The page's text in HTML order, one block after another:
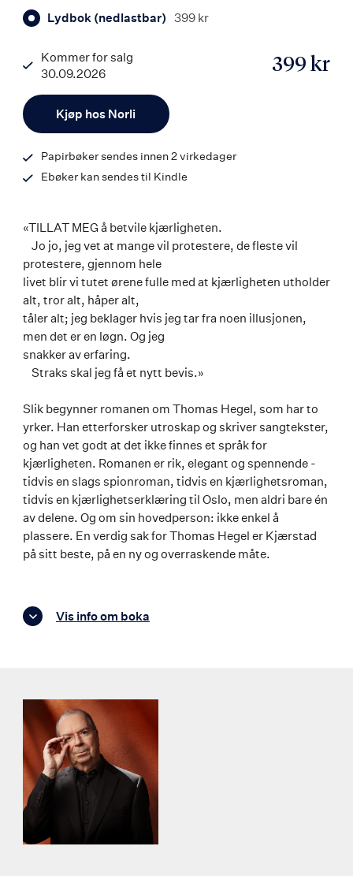
Lydbok (nedlastbar) 399 kr
Kjøp hos Norli
399 kr
Kommer for salg
30.09.2026
9788203463815
Papirbøker sendes innen 2 virkedager
Ebøker kan sendes til Kindle
«TILLAT MEG å betvile kjærligheten.
Jo jo, jeg vet at mange vil protestere, de fleste vil
protestere, gjennom hele
livet blir vi tutet ørene fulle med at kjærligheten utholder
alt, tror alt, håper alt,
tåler alt; jeg beklager hvis jeg tar fra noen illusjonen,
men det er en løgn. Og jeg
snakker av erfaring.
Straks skal jeg få et nytt bevis.»
Slik begynner romanen om Thomas Hegel, som har to
yrker. Han etterforsker utroskap og skriver sangtekster,
og han vet godt at det ikke finnes et språk for
kjærligheten. Romanen er rik, elegant og spennende -
tidvis en slags spionroman, tidvis en kjærlighetsroman,
tidvis en kjærlighetserklæring til Oslo, men aldri bare én
av delene. Og om sin hovedperson: ikke enkel å
plassere. En verdig sak for Thomas Hegel er Kjærstad
på sitt beste, på en ny og overraskende måte.
Vis info om boka